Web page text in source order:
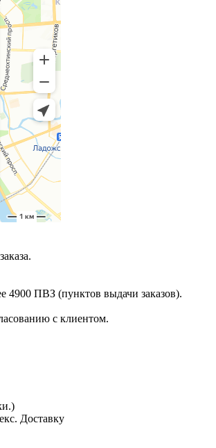
4900 ПВЗ (пунктов выдачи заказов).
с клиентом.
Доставку